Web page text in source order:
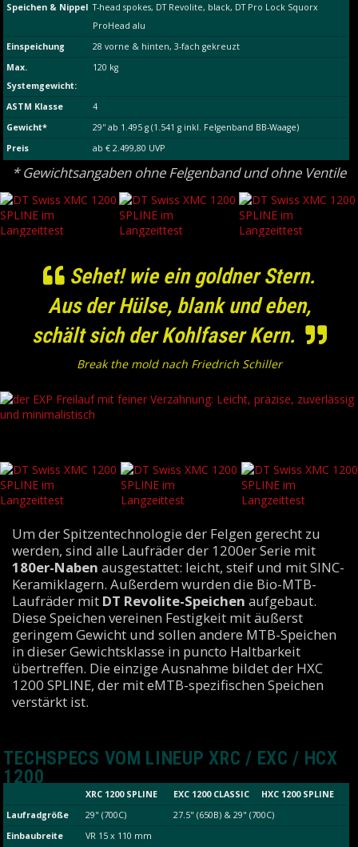
Speichen & Nippel T-head spokes, DT Revolite, black, DT Pro Lock Squorx
ProHead alu
Einspeichung
28 vorne & hinten, 3-fach gekreuzt
Max.
Systemgewicht:
120 kg
ASTM Klasse
4
Gewicht*
29'' ab 1.495 g (1.541 g inkl. Felgenband BB-Waage)
Preis
ab € 2.499,80 UVP
* Gewichtsangaben ohne Felgenband und ohne Ventile
Sehet! wie ein goldner Stern.
Aus der Hülse, blank und eben,
schält sich der Kohlfaser Kern.
Break the mold nach Friedrich Schiller
Um der Spitzentechnologie der Felgen gerecht zu
werden, sind alle Laufräder der 1200er Serie mit
180er-Naben ausgestattet: leicht, steif und mit SINC-
Keramiklagern. Außerdem wurden die Bio-MTB-
Laufräder mit DT Revolite-Speichen aufgebaut.
Diese Speichen vereinen Festigkeit mit äußerst
geringem Gewicht und sollen andere MTB-Speichen
in dieser Gewichtsklasse in puncto Haltbarkeit
übertreffen. Die einzige Ausnahme bildet der HXC
1200 SPLINE, der mit eMTB-spezifischen Speichen
verstärkt ist.
TECHSPECS VOM LINEUP XRC / EXC / HCX
1200
XRC 1200 SPLINE EXC 1200 CLASSIC
HXC 1200 SPLINE
Laufradgröße
29" (700C)
27.5" (650B) & 29" (700C)
Einbaubreite
VR 15 x 110 mm